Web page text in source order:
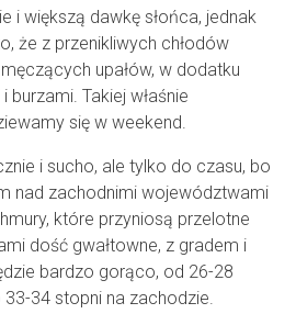
i większą dawkę słońca, jednak
że z przenikliwych chłodów
upałów, w dodatku
burzami. Takiej właśnie
się w weekend.
i sucho, ale tylko do czasu, bo
nad zachodnimi województwami
które przyniosą przelotne
dość gwałtowne, z gradem i
bardzo gorąco, od 26-28
34 stopni na zachodzie.